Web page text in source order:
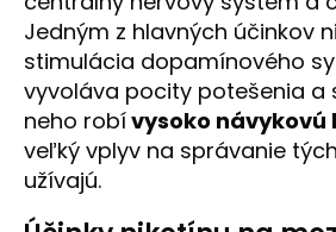
Jedným z hlavných účinkov
stimulácia dopamínového
vyvoláva pocity potešenia a
neho robívysoko návykovú
veľký vplyv na správanie
užívajú.